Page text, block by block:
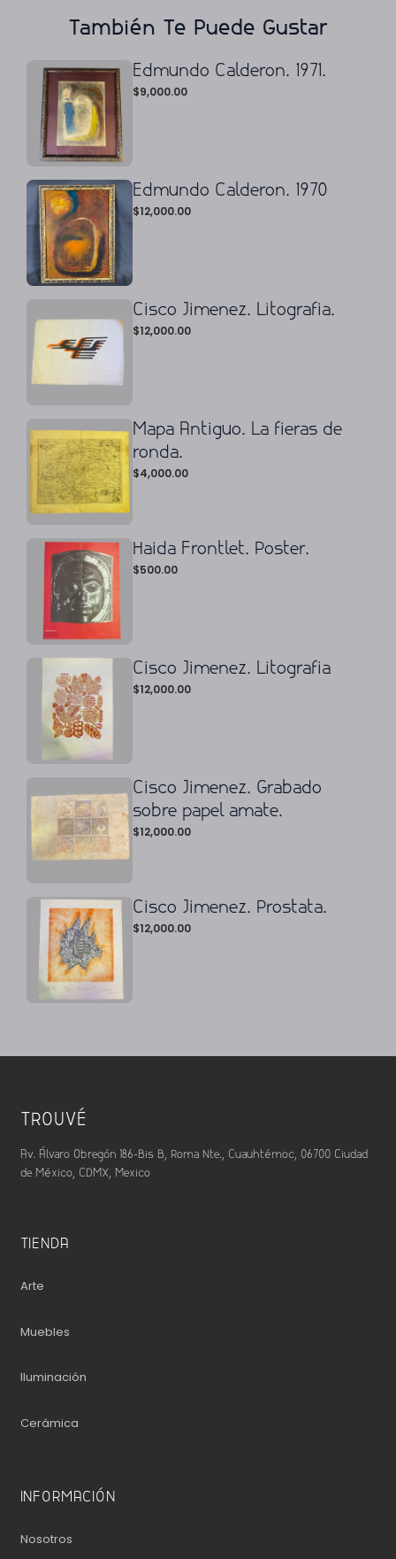
También Te Puede Gustar
Edmundo Calderon. 1971.
$9,000.00
Edmundo Calderon. 1970
$12,000.00
Cisco Jimenez. Litografia.
$12,000.00
Mapa Antiguo. La fieras de
ronda.
$4,000.00
Haida Frontlet. Poster.
$500.00
Cisco Jimenez. Litografia
$12,000.00
Cisco Jimenez. Grabado
sobre papel amate.
$12,000.00
Cisco Jimenez. Prostata.
$12,000.00
TROUVÉ
Av. Álvaro Obregón 186-Bis B, Roma Nte., Cuauhtémoc, 06700 Ciudad
de México, CDMX, Mexico
TIENDA
Arte
Muebles
Iluminación
Cerámica
INFORMACIÓN
Nosotros